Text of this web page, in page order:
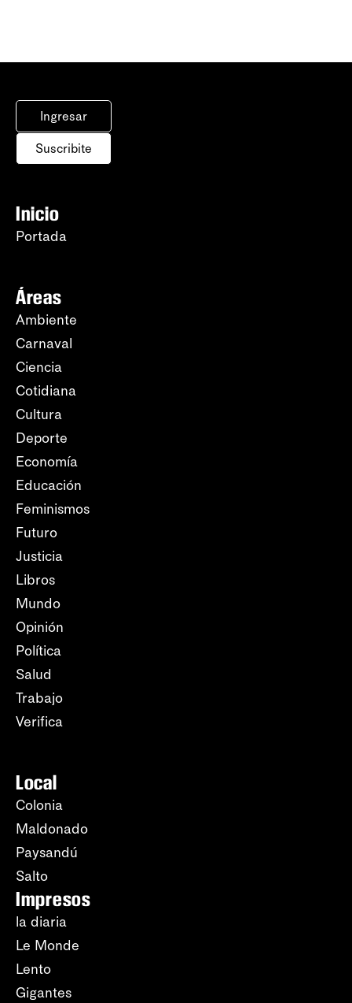
Ingresar
Suscribite
Inicio
Portada
Áreas
Ambiente
Carnaval
Ciencia
Cotidiana
Cultura
Deporte
Economía
Educación
Feminismos
Futuro
Justicia
Libros
Mundo
Opinión
Política
Salud
Trabajo
Verifica
Local
Colonia
Maldonado
Paysandú
Salto
Impresos
la diaria
Le Monde
Lento
Gigantes